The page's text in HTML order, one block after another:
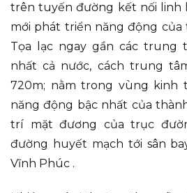
trên tuyến đường kết nối linh
mới phát triển năng động của
Tọa lạc ngay gần các trung
nhất cả nước, cách trung
720m; nằm trong vùng kinh
năng động bậc nhất của
trí mặt đương của trục
đường huyết mạch tới sân
Vĩnh Phúc .